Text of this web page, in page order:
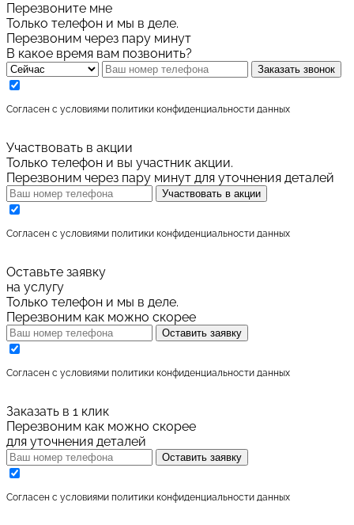
Перезвоните мне
Только телефон и мы в деле.
Перезвоним через пару минут
В какое время вам позвонить?
Заказать звонок
Cогласен с условиями политики конфиденциальности данных
Участвовать в акции
Только телефон и вы участник акции.
Перезвоним через пару минут для уточнения деталей
Участвовать в акции
Cогласен с условиями политики конфиденциальности данных
Оставьте заявку
на услугу
Только телефон и мы в деле.
Перезвоним как можно скорее
Оставить заявку
Cогласен с условиями политики конфиденциальности данных
Заказать в 1 клик
Перезвоним как можно скорее
для уточнения деталей
Оставить заявку
Cогласен с условиями политики конфиденциальности данных